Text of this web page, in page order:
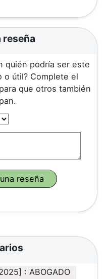
reseña
quién podría ser este
o útil? Complete el
que otros también
: ABOGADO